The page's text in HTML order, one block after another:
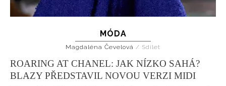
MÓDA
Magdaléna Čevelová / Sdílet
ROARING AT CHANEL: JAK NÍZKO SAHÁ?
BLAZY PŘEDSTAVIL NOVOU VERZI MIDI